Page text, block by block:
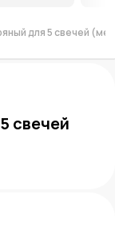
для 5 свечей
свечей